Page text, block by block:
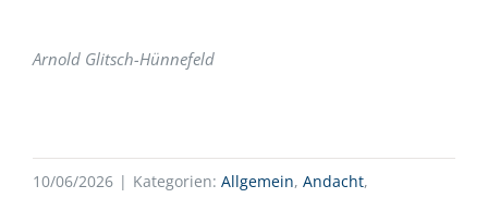
Arnold Glitsch-Hünnefeld
10/06/2026 | Kategorien: Allgemein, Andacht,